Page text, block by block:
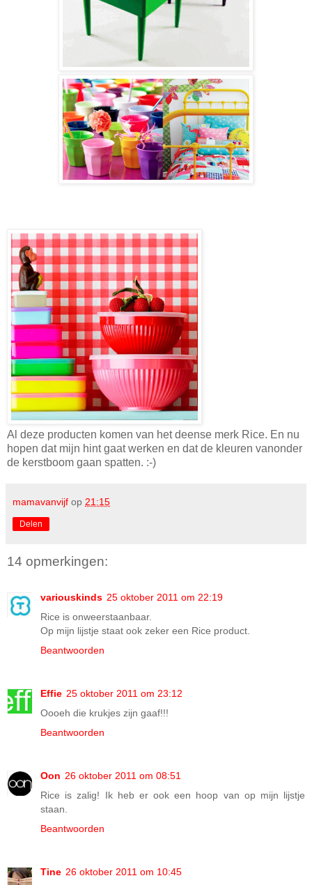
Al deze producten komen van het deense merk Rice. En nu
hopen dat mijn hint gaat werken en dat de kleuren vanonder
de kerstboom gaan spatten. :-)
mamavanvijf op 21:15
Delen
14 opmerkingen:
variouskinds 25 oktober 2011 om 22:19
Rice is onweerstaanbaar.
Op mijn lijstje staat ook zeker een Rice product.
Beantwoorden
Effie 25 oktober 2011 om 23:12
Oooeh die krukjes zijn gaaf!!!
Beantwoorden
Oon 26 oktober 2011 om 08:51
Rice is zalig! Ik heb er ook een hoop van op mijn lijstje
staan.
Beantwoorden
Tine 26 oktober 2011 om 10:45